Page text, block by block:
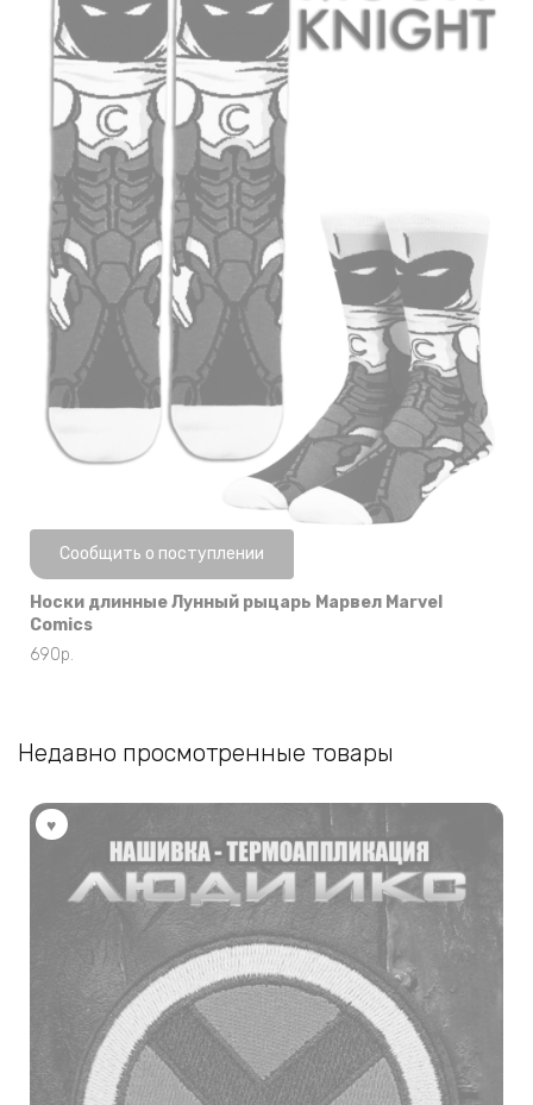
Нет в наличии
Сообщить о поступлении
Носки длинные Лунный рыцарь Марвел Marvel
Comics
690р.
Недавно просмотренные товары